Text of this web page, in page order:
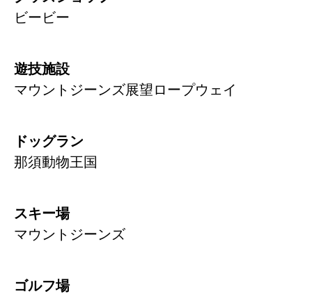
ビービー
遊技施設
マウントジーンズ展望ロープウェイ
ドッグラン
那須動物王国
スキー場
マウントジーンズ
ゴルフ場